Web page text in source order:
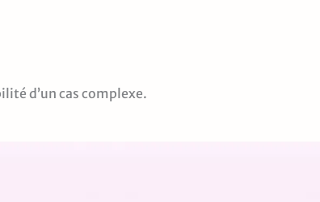
d’un cas complexe.